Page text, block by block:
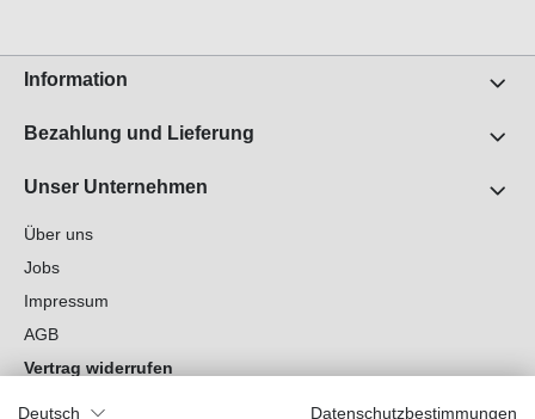
Information
Bezahlung und Lieferung
Unser Unternehmen
Über uns
Jobs
Impressum
AGB
Vertrag widerrufen
Deutsch Datenschutzbestimmungen